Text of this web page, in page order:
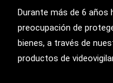
Durante más de 6 años
preocupación de
bienes, a través de
productos de